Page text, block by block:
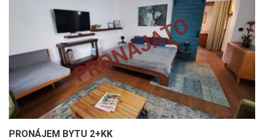
PRONAJATO
PRONÁJEM BYTU 2+KK